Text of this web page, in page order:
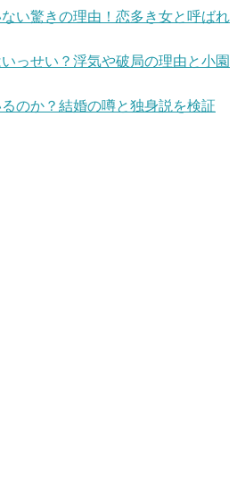
い驚きの理由！恋多き女と呼ばれ
っせい？浮気や破局の理由と小園
のか？結婚の噂と独身説を検証